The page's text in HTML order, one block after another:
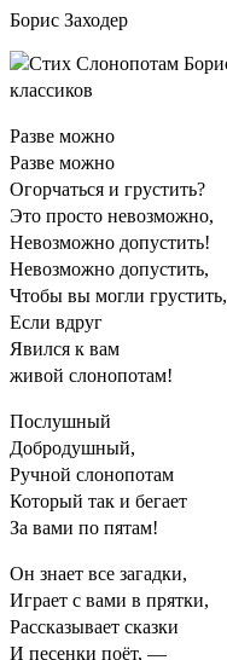
Борис Заходер
Разве можно
Разве можно
Огорчаться и грустить?
Это просто невозможно,
Невозможно допустить!
Невозможно допустить,
Чтобы вы могли грустить,
Если вдруг
Явился к вам
живой слонопотам!
Послушный
Добродушный,
Ручной слонопотам
Который так и бегает
За вами по пятам!
Он знает все загадки,
Играет с вами в прятки,
Рассказывает сказки
И песенки поёт, —